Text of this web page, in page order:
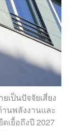
เป็นปัจจัยเสี่ยง
นพลังงานและ
เยื้อถึงปี 2027